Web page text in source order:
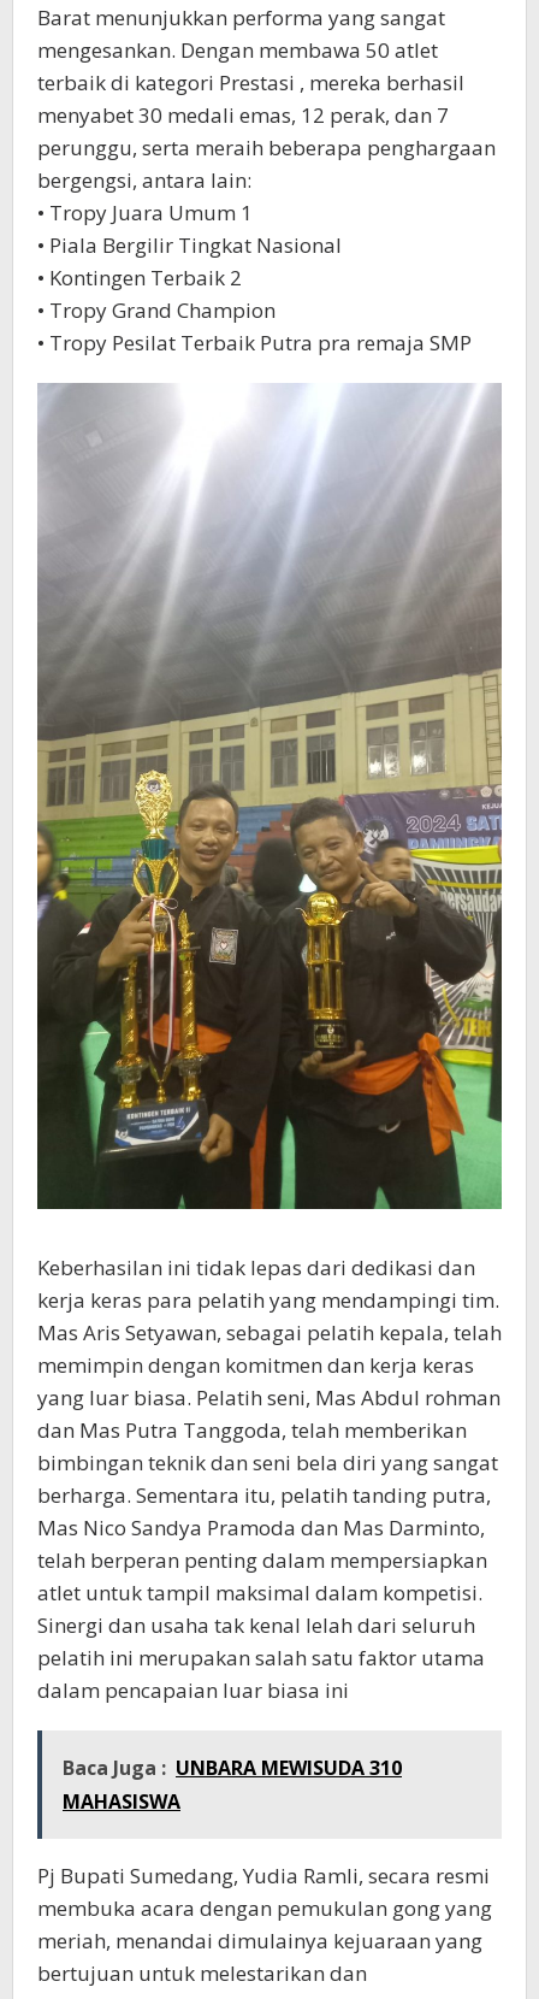
Barat menunjukkan performa yang sangat
mengesankan. Dengan membawa 50 atlet
terbaik di kategori Prestasi , mereka berhasil
menyabet 30 medali emas, 12 perak, dan 7
perunggu, serta meraih beberapa penghargaan
bergengsi, antara lain:
• Tropy Juara Umum 1
• Piala Bergilir Tingkat Nasional
• Kontingen Terbaik 2
• Tropy Grand Champion
• Tropy Pesilat Terbaik Putra pra remaja SMP
Keberhasilan ini tidak lepas dari dedikasi dan
kerja keras para pelatih yang mendampingi tim.
Mas Aris Setyawan, sebagai pelatih kepala, telah
memimpin dengan komitmen dan kerja keras
yang luar biasa. Pelatih seni, Mas Abdul rohman
dan Mas Putra Tanggoda, telah memberikan
bimbingan teknik dan seni bela diri yang sangat
berharga. Sementara itu, pelatih tanding putra,
Mas Nico Sandya Pramoda dan Mas Darminto,
telah berperan penting dalam mempersiapkan
atlet untuk tampil maksimal dalam kompetisi.
Sinergi dan usaha tak kenal lelah dari seluruh
pelatih ini merupakan salah satu faktor utama
dalam pencapaian luar biasa ini
Baca Juga : UNBARA MEWISUDA 310
MAHASISWA
Pj Bupati Sumedang, Yudia Ramli, secara resmi
membuka acara dengan pemukulan gong yang
meriah, menandai dimulainya kejuaraan yang
bertujuan untuk melestarikan dan